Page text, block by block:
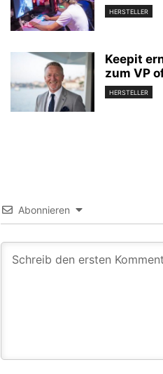
HERSTELLER
Keepit
zum VP
HERSTELLER
Abonnieren